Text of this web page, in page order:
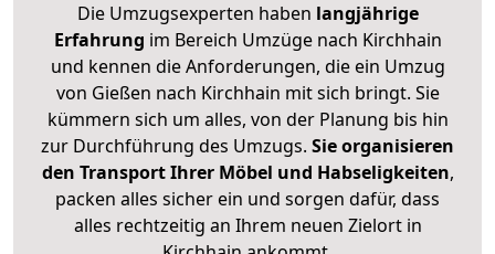
Die Umzugsexperten haben langjährige
Erfahrung im Bereich Umzüge nach Kirchhain
und kennen die Anforderungen, die ein Umzug
von Gießen nach Kirchhain mit sich bringt. Sie
kümmern sich um alles, von der Planung bis hin
zur Durchführung des Umzugs. Sie organisieren
den Transport Ihrer Möbel und Habseligkeiten,
packen alles sicher ein und sorgen dafür, dass
alles rechtzeitig an Ihrem neuen Zielort in